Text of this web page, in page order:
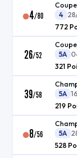
4/80
4
772
26/52
5A
321
39/58
5A
219
8/56
5A
528